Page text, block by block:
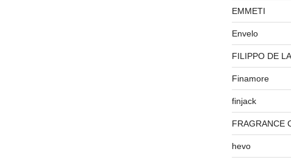
EMMETI
Envelo
FILIPPO DE
Finamore
finjack
FRAGRANCE
hevo